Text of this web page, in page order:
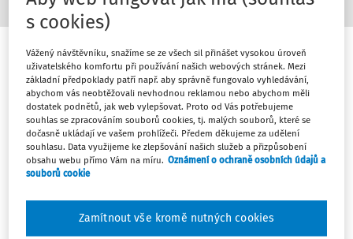
0:00 05:31
1x
Náměty Sdílet
s cookies)
Vážený návštěvníku, snažíme se ze všech sil přinášet vysokou úroveň
uživatelského komfortu při používání našich webových stránek. Mezi
základní předpoklady patří např. aby správně fungovalo vyhledávání,
abychom vás neobtěžovali nevhodnou reklamou nebo abychom měli
dostatek podnětů, jak web vylepšovat. Proto od Vás potřebujeme
souhlas se zpracováním souborů cookies, tj. malých souborů, které se
dočasně ukládají ve vašem prohlížeči. Předem děkujeme za udělení
souhlasu. Data využijeme ke zlepšování našich služeb a přizpůsobení
obsahu webu přímo Vám na míru. Oznámení o ochraně osobních údajů a
souborů cookie
Zamítnout vše kromě nutných cookies